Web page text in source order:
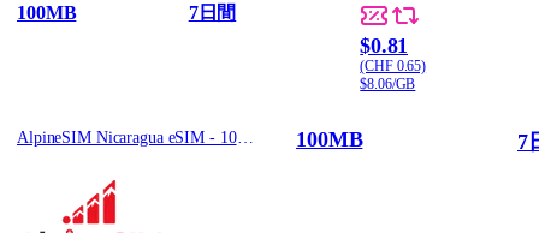
100MB 7日間
$0.81
(CHF 0.65)
$8.06/GB
AlpineSIM Nicaragua eSIM - 100MB | 7Days 100MB 7